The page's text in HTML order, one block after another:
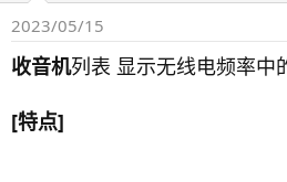
2023/05/15
收音机列表 显示无线电频率中
[特点]